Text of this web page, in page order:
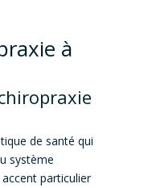
à
de santé qui
système
particulier